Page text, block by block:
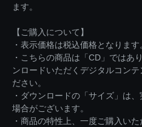
ます。
【ご購入について】
・表示価格は税込価格となります
・こちらの商品は「CD」ではあ
ンロードいただくデジタルコン
ださい。
・ダウンロードの「サイズ」は
場合がございます。
・商品の特性上、一度ご購入い